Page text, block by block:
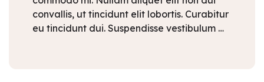
convallis, ut tincidunt elit lobortis. Curabitur
eu tincidunt dui. Suspendisse vestibulum …